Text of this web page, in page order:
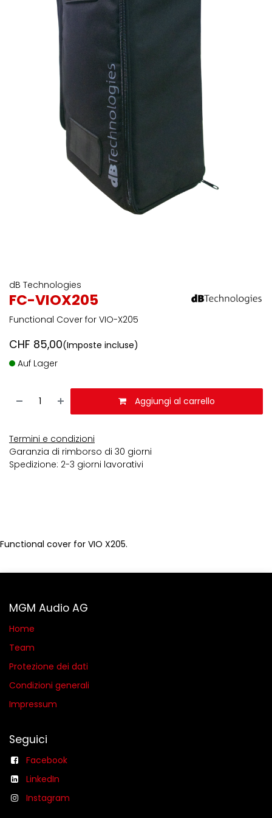
dB Technologies
FC-VIOX205
Functional Cover for VIO-X205
CHF 85,00(Imposte incluse)
Auf Lager
Aggiungi al carrello
Termini e condizioni
Garanzia di rimborso di 30 giorni
Spedizione: 2-3 giorni lavorativi
Functional cover for VIO X205.
MGM Audio AG
Home
Team
Protezione dei dati
Condizioni generali​
Impressum
Seguici
Facebook
LinkedIn
Instagram